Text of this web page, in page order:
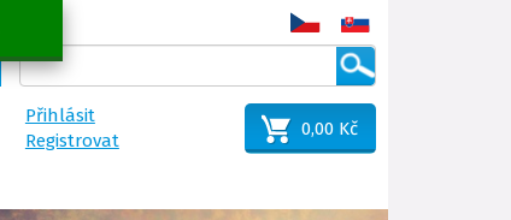
Přihlásit
Registrovat
0,00 Kč